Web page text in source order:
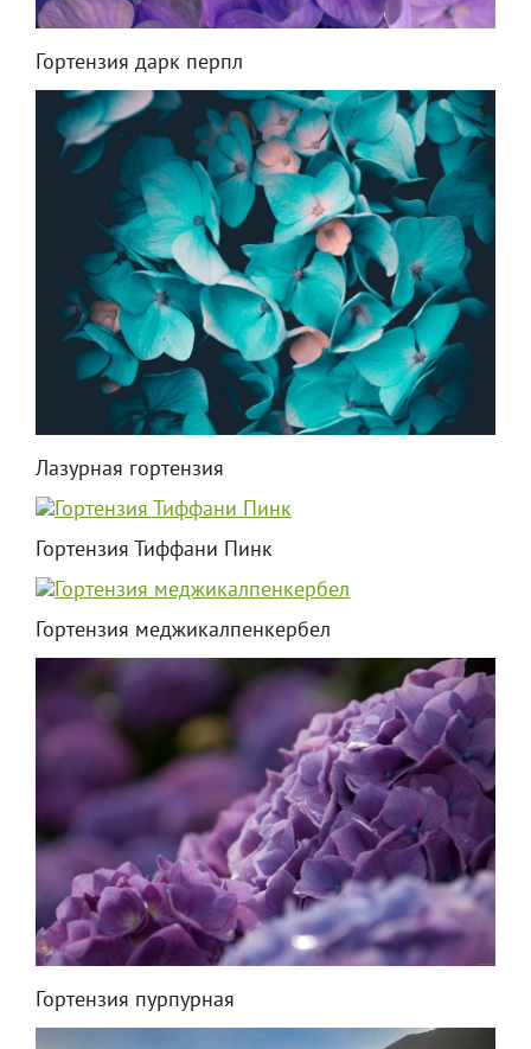
Гортензия дарк перпл
Лазурная гортензия
Гортензия Тиффани Пинк
Гортензия меджикалпенкербел
Гортензия пурпурная